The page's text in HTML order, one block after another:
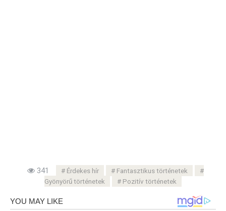
341 Érdekes hír
Fantasztikus történetek
Gyönyörű történetek
Pozitív történetek